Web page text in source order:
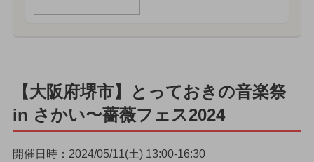
【大阪府堺市】とっておきの音楽祭
in さかい〜薔薇フェス2024
開催日時：2024/05/11(土) 13:00-16:30